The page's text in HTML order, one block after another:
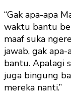
“Gak apa-apa
waktu bantu
maaf suka
jawab, gak
bantu. Apalagi
juga bingung
mereka nanti.”